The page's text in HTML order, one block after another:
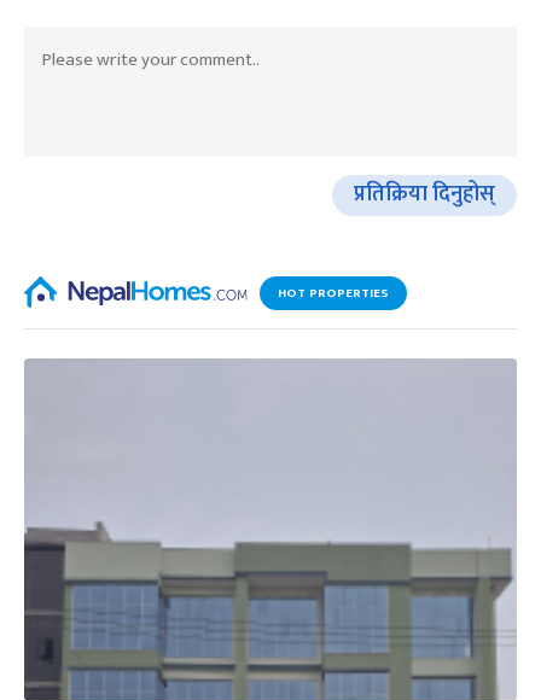
प्रतिक्रिया दिनुहोस्
HOT PROPERTIES